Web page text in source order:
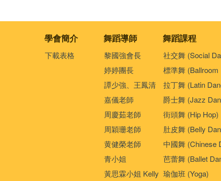
學會簡介 舞蹈導師 舞蹈課程
下載表格
黎國強會長
婷婷團長
譚少強、王鳳清
嘉儀老師
周慶茹老師
周穎珊老師
黄健榮老師
青小姐
黃思霖小姐 Kelly
社交舞 (Social
標準舞 (Ballroom
拉丁舞 (Latin
爵士舞 (Jazz
街頭舞 (Hip Hop)
肚皮舞 (Belly
中國舞 (Chinese
芭蕾舞 (Ballet
瑜伽班 (Yoga)